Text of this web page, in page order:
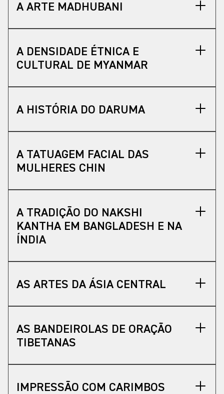
A ARTE MADHUBANI
A DENSIDADE ÉTNICA E
CULTURAL DE MYANMAR
A HISTÓRIA DO DARUMA
A TATUAGEM FACIAL DAS
MULHERES CHIN
A TRADIÇÃO DO NAKSHI
KANTHA EM BANGLADESH E NA
ÍNDIA
AS ARTES DA ÁSIA CENTRAL
AS BANDEIROLAS DE ORAÇÃO
TIBETANAS
IMPRESSÃO COM CARIMBOS